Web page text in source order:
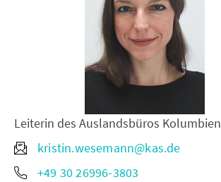
Leiterin des Auslandsbüros Kolumbien
kristin.wesemann@kas.de
+49 30 26996-3803